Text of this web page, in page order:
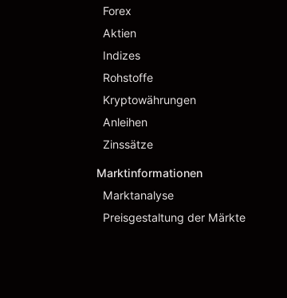
Forex
Aktien
Indizes
Rohstoffe
Kryptowährungen
Anleihen
Zinssätze
Marktinformationen
Marktanalyse
Preisgestaltung der Märkte